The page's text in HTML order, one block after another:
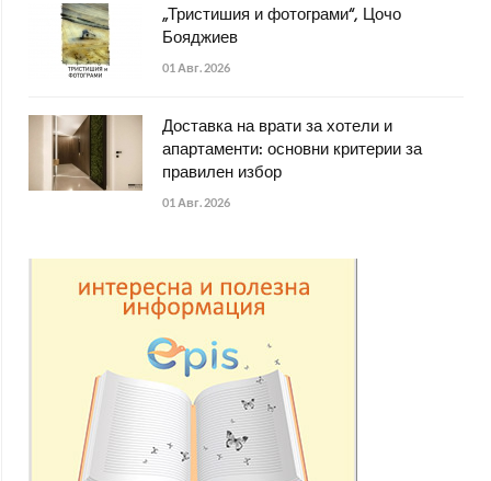
„Тристишия и фотограми“, Цочо
Бояджиев
01 Авг. 2026
Доставка на врати за хотели и
апартаменти: основни критерии за
правилен избор
01 Авг. 2026